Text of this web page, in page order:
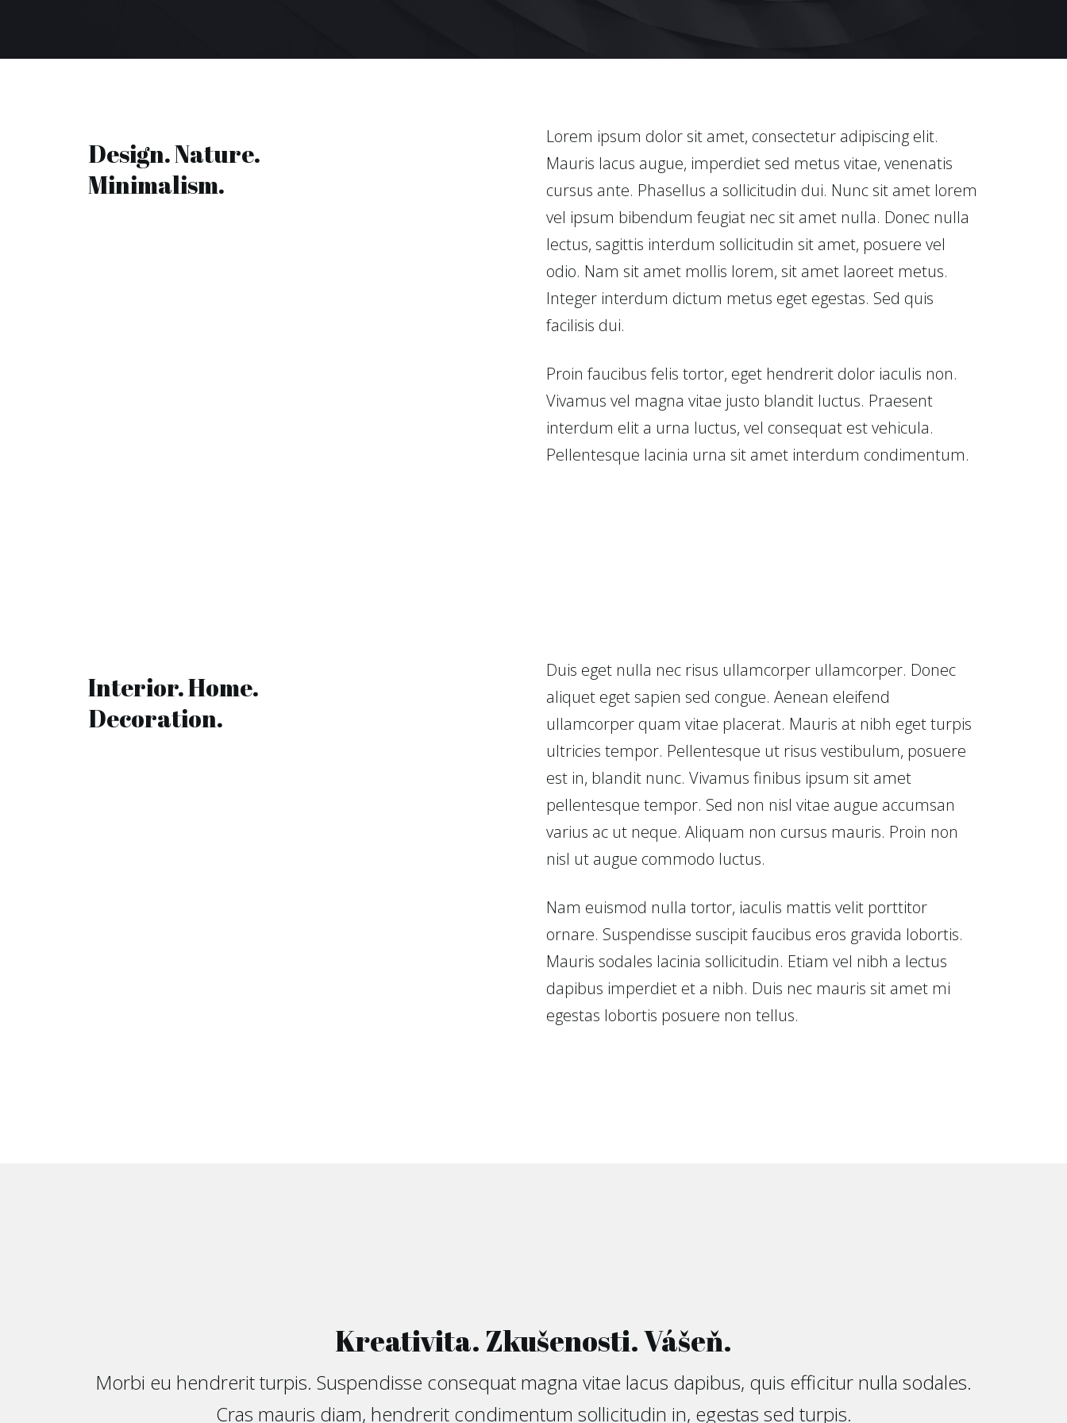
Design. Nature.
Minimalism.
Lorem ipsum dolor sit amet, consectetur adipiscing elit.
Mauris lacus augue, imperdiet sed metus vitae, venenatis
cursus ante. Phasellus a sollicitudin dui. Nunc sit amet lorem
vel ipsum bibendum feugiat nec sit amet nulla. Donec nulla
lectus, sagittis interdum sollicitudin sit amet, posuere vel
odio. Nam sit amet mollis lorem, sit amet laoreet metus.
Integer interdum dictum metus eget egestas. Sed quis
facilisis dui.
Proin faucibus felis tortor, eget hendrerit dolor iaculis non.
Vivamus vel magna vitae justo blandit luctus. Praesent
interdum elit a urna luctus, vel consequat est vehicula.
Pellentesque lacinia urna sit amet interdum condimentum.
Interior. Home.
Decoration.
Duis eget nulla nec risus ullamcorper ullamcorper. Donec
aliquet eget sapien sed congue. Aenean eleifend
ullamcorper quam vitae placerat. Mauris at nibh eget turpis
ultricies tempor. Pellentesque ut risus vestibulum, posuere
est in, blandit nunc. Vivamus finibus ipsum sit amet
pellentesque tempor. Sed non nisl vitae augue accumsan
varius ac ut neque. Aliquam non cursus mauris. Proin non
nisl ut augue commodo luctus.
Nam euismod nulla tortor, iaculis mattis velit porttitor
ornare. Suspendisse suscipit faucibus eros gravida lobortis.
Mauris sodales lacinia sollicitudin. Etiam vel nibh a lectus
dapibus imperdiet et a nibh. Duis nec mauris sit amet mi
egestas lobortis posuere non tellus.
Kreativita. Zkušenosti. Vášeň.
Morbi eu hendrerit turpis. Suspendisse consequat magna vitae lacus dapibus, quis efficitur nulla sodales.
Cras mauris diam, hendrerit condimentum sollicitudin in, egestas sed turpis.